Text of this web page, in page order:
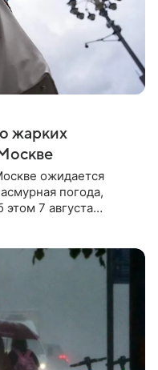
жарких
ожидается
погода,
7 августа